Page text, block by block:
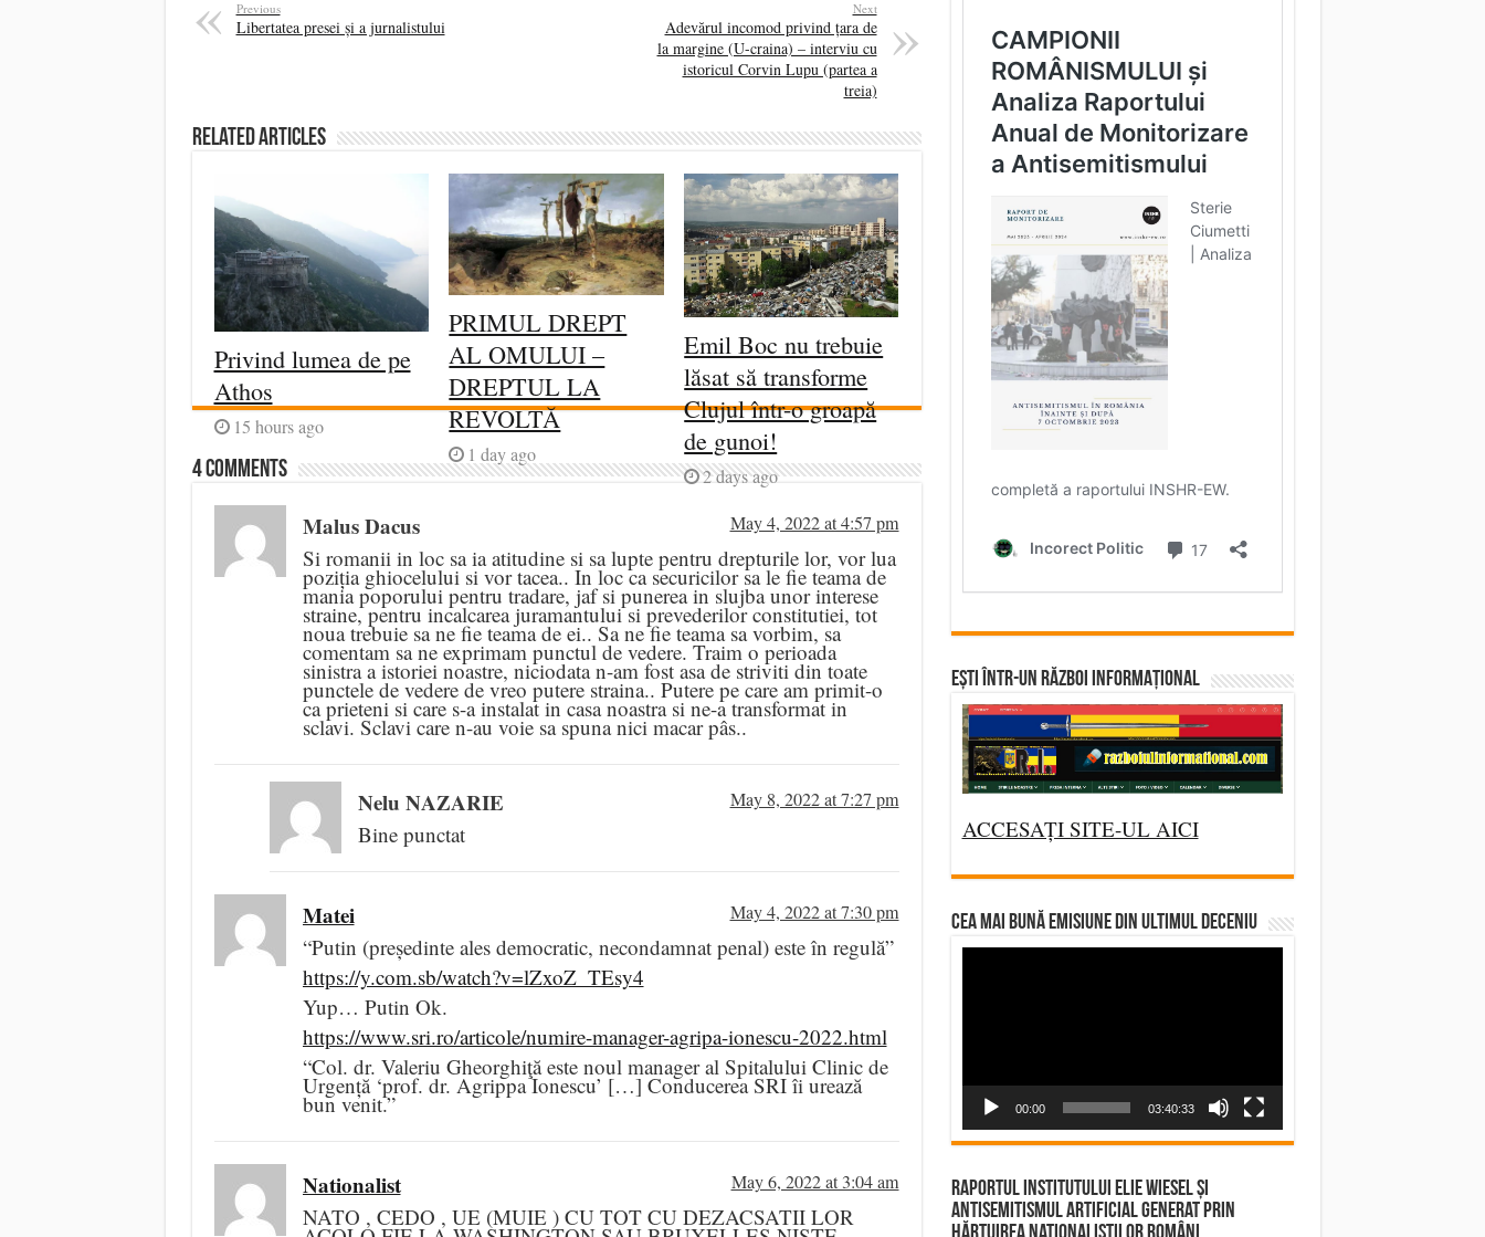
Previous
Libertatea presei și a jurnalistului
Next
Adevărul incomod privind țara de
la margine (U-craina) – interviu cu
istoricul Corvin Lupu (partea a
treia)
Related Articles
Privind lumea de pe
Athos
15 hours ago
PRIMUL DREPT
AL OMULUI –
DREPTUL LA
REVOLTĂ
1 day ago
Emil Boc nu trebuie
lăsat să transforme
Clujul într-o groapă
de gunoi!
2 days ago
4 comments
Malus Dacus May 4, 2022 at 4:57 pm
Si romanii in loc sa ia atitudine si sa lupte pentru drepturile lor, vor lua
poziția ghiocelului si vor tacea.. In loc ca securicilor sa le fie teama de
mania poporului pentru tradare, jaf si punerea in slujba unor interese
straine, pentru incalcarea juramantului si prevederilor constitutiei, tot
noua trebuie sa ne fie teama de ei.. Sa ne fie teama sa vorbim, sa
comentam sa ne exprimam punctul de vedere. Traim o perioada
sinistra a istoriei noastre, niciodata n-am fost asa de striviti din toate
punctele de vedere de vreo putere straina.. Putere pe care am primit-o
ca prieteni si care s-a instalat in casa noastra si ne-a transformat in
sclavi. Sclavi care n-au voie sa spuna nici macar pâs..
Nelu NAZARIE May 8, 2022 at 7:27 pm
Bine punctat
Matei May 4, 2022 at 7:30 pm
“Putin (președinte ales democratic, necondamnat penal) este în regulă”
https://y.com.sb/watch?v=lZxoZ_TEsy4
Yup… Putin Ok.
https://www.sri.ro/articole/numire-manager-agripa-ionescu-2022.html
“Col. dr. Valeriu Gheorghiţă este noul manager al Spitalului Clinic de
Urgență ‘prof. dr. Agrippa Ionescu’ […] Conducerea SRI îi urează
bun venit.”
Nationalist May 6, 2022 at 3:04 am
NATO , CEDO , UE (MUIE ) CU TOT CU DEZACSATII LOR
Ești într-un RĂZBOI INFORMAȚIONAL
ACCESAȚI SITE-UL AICI
CEA MAI BUNĂ EMISIUNE DIN ULTIMUL DECENIU
00:00 03:40:33
Raportul Institutului Elie Wiesel și
Antisemitismul Artificial Generat prin